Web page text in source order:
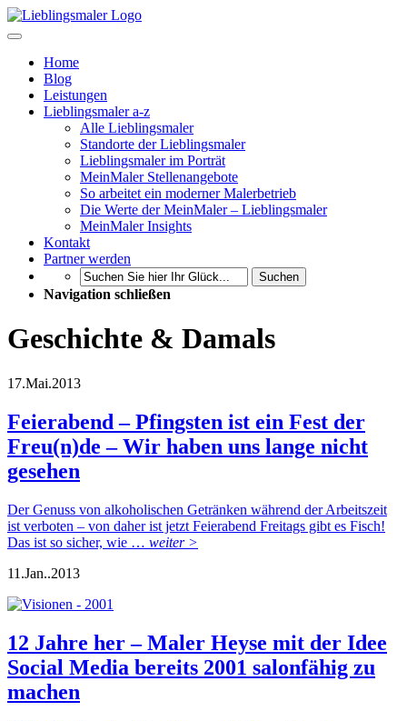
Home
Blog
Leistungen
Lieblingsmaler a-z
Alle Lieblingsmaler
Standorte der Lieblingsmaler
Lieblingsmaler im Porträt
MeinMaler Stellenangebote
So arbeitet ein moderner Malerbetrieb
Die Werte der MeinMaler – Lieblingsmaler
MeinMaler Insights
Kontakt
Partner werden
Suchen
Navigation schließen
Geschichte & Damals
17.Mai.2013
Feierabend – Pfingsten ist ein Fest der
Freu(n)de – Wir haben uns lange nicht
gesehen
Der Genuss von alkoholischen Getränken während der Arbeitszeit
ist verboten – von daher ist jetzt Feierabend Freitags gibt es Fisch!
Das ist so sicher, wie … weiter >
11.Jan..2013
12 Jahre her – Maler Heyse mit der Idee
Social Media bereits 2001 salonfähig zu
machen